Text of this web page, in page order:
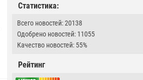
Статистика:
Всего новостей: 20138
Одобрено новостей: 11055
Качество новостей: 55%
Рейтинг